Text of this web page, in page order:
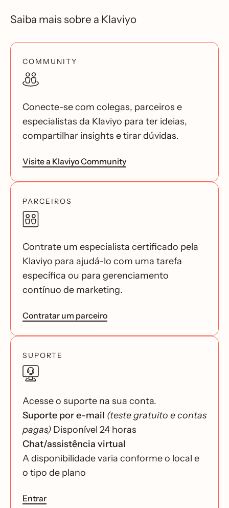
Saiba mais sobre a Klaviyo
COMMUNITY
Conecte-se com colegas, parceiros e
especialistas da Klaviyo para ter ideias,
compartilhar insights e tirar dúvidas.
Visite a Klaviyo Community
PARCEIROS
Contrate um especialista certificado pela
Klaviyo para ajudá-lo com uma tarefa
específica ou para gerenciamento
contínuo de marketing.
Contratar um parceiro
SUPORTE
Acesse o suporte na sua conta.
Suporte por e-mail (teste gratuito e contas
pagas) Disponível 24 horas
Chat/assistência virtual
A disponibilidade varia conforme o local e
o tipo de plano
Entrar